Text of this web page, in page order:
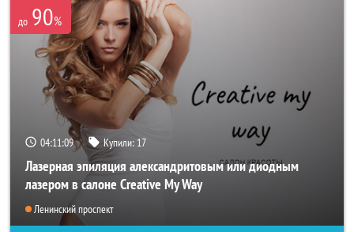
до 90%
04:11:07 Купили: 17
Лазерная эпиляция александритовым или диодным
лазером в салоне Creative My Way
Ленинский проспект